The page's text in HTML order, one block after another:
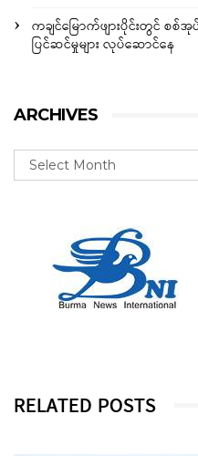
ကချင်မြောက်ဖျားပိုင်းတွင် စ
ပြင်ဆင်မှုများ လုပ်ဆောင်နေ
ARCHIVES
RELATED POSTS